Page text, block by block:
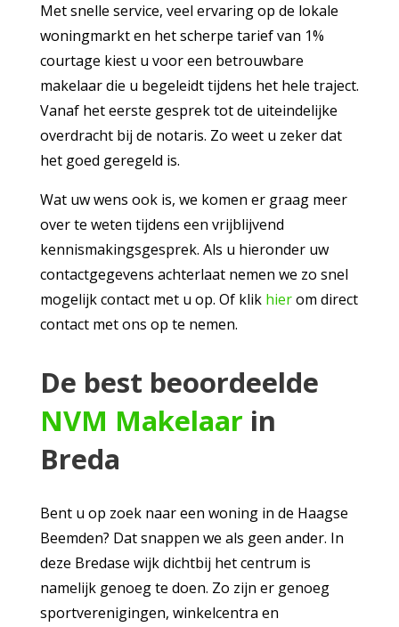
Met snelle service, veel ervaring op de lokale
woningmarkt en het scherpe tarief van 1%
courtage kiest u voor een betrouwbare
makelaar die u begeleidt tijdens het hele traject.
Vanaf het eerste gesprek tot de uiteindelijke
overdracht bij de notaris. Zo weet u zeker dat
het goed geregeld is.
Wat uw wens ook is, we komen er graag meer
over te weten tijdens een vrijblijvend
kennismakingsgesprek. Als u hieronder uw
contactgegevens achterlaat nemen we zo snel
mogelijk contact met u op. Of klik hierom direct
contact met ons op te nemen.
De best beoordeelde
NVM Makelaar in
Breda
Bent u op zoek naar een woning in de Haagse
Beemden? Dat snappen we als geen ander. In
deze Bredase wijk dichtbij het centrum is
namelijk genoeg te doen. Zo zijn er genoeg
sportverenigingen, winkelcentra en